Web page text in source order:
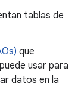
tablas de
que
usar para
datos en la